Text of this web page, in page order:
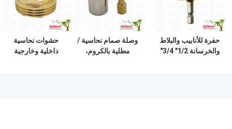
حفرة للأنابيب والبلاط
والخرسانة 1/2" 3/4"
وصلة صمام نحاسية /
مطلية بالكروم،
حشوات نحاسية
داخلية وخارجية